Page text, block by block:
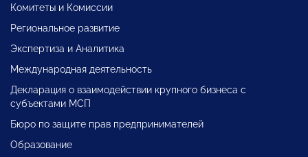
Комитеты и Комиссии
Региональное развитие
Экспертиза и Аналитика
Международная деятельность
Декларация о взаимодействии крупного бизнеса с
субъектами МСП
Бюро по защите прав предпринимателей
Образование